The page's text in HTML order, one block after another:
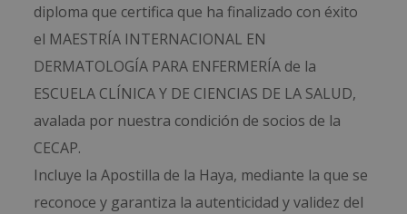
diploma que certifica que ha finalizado con éxito
el MAESTRÍA INTERNACIONAL EN
DERMATOLOGÍA PARA ENFERMERÍA de la
ESCUELA CLÍNICA Y DE CIENCIAS DE LA SALUD,
avalada por nuestra condición de socios de la
CECAP.
Incluye la Apostilla de la Haya, mediante la que se
reconoce y garantiza la autenticidad y validez del